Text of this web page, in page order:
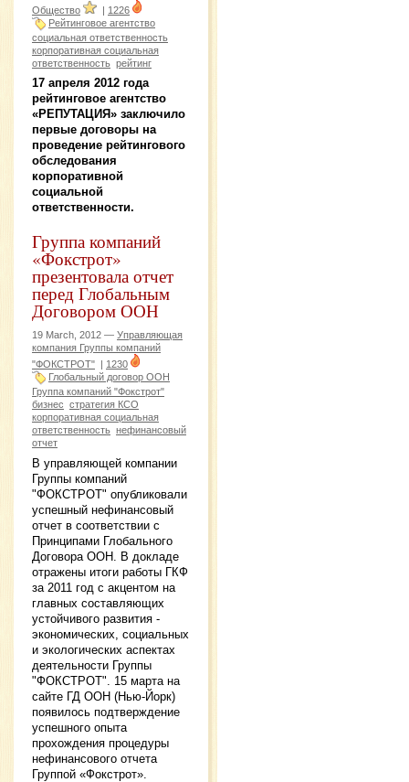
Общество
| 1226
Рейтинговое агентство
социальная ответственность
корпоративная социальная
ответственность рейтинг
17 апреля 2012 года
рейтинговое агентство
«РЕПУТАЦИЯ» заключило
первые договоры на
проведение рейтингового
обследования
корпоративной
социальной
ответственности.
Группа компаний
«Фокстрот»
презентовала отчет
перед Глобальным
Договором ООН
19 March, 2012 — Управляющая
компания Группы компаний
"ФОКСТРОТ"
1230
Глобальный договор ООН
Группа компаний "Фокстрот"
бизнес стратегия КСО
корпоративная социальная
ответственность нефинансовый
отчет
В управляющей компании
Группы компаний
"ФОКСТРОТ" опубликовали
успешный нефинансовый
отчет в соответствии с
Принципами Глобального
Договора ООН. В докладе
отражены итоги работы ГКФ
за 2011 год с акцентом на
главных составляющих
устойчивого развития -
экономических, социальных
и экологических аспектах
деятельности Группы
"ФОКСТРОТ". 15 марта на
сайте ГД ООН (Нью-Йорк)
появилось подтверждение
успешного опыта
прохождения процедуры
нефинансового отчета
Группой «Фокстрот».